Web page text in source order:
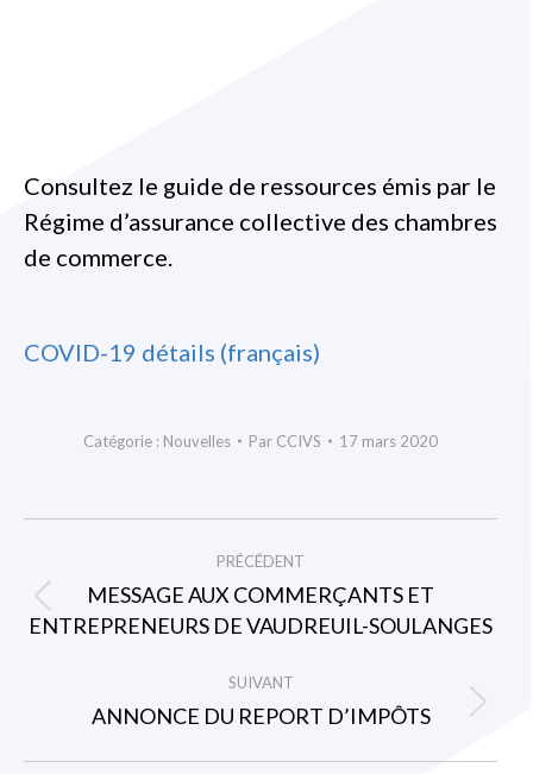
Consultez le guide de ressources émis par le
Régime d’assurance collective des chambres
de commerce.
COVID-19 détails (français)
Catégorie : Nouvelles Par CCIVS 17 mars 2020
ARTICLE
PRÉCÉDENT
Article
:
MESSAGE AUX COMMERÇANTS ET
ENTREPRENEURS DE VAUDREUIL-SOULANGES
SUIVANT
Article
suivant
ANNONCE DU REPORT D’IMPÔTS